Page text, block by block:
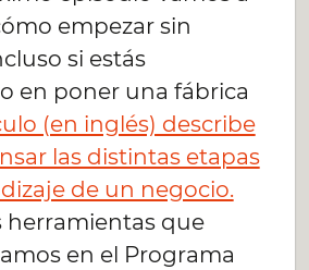
empezar sin
si estás
en poner una fábrica
(en inglés) describe
las distintas etapas
de un negocio.
herramientas que
en el Programa